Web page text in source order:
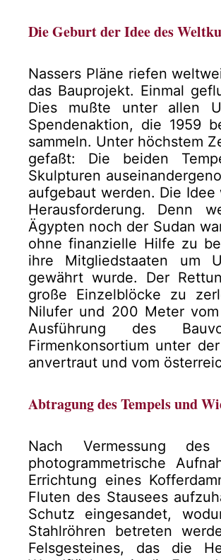
Die Geburt der Idee des
Nassers Pläne riefen
das Bauprojekt. Einmal
Dies mußte unter allen
Spendenaktion, die 1959
sammeln. Unter höchstem
gefaßt: Die beiden
Skulpturen
aufgebaut werden. Die
Herausforderung. Denn
Ägypten noch der Sudan
ohne finanzielle Hilfe zu
ihre Mitgliedstaaten um
gewährt wurde. Der
große Einzelblöcke zu
Nilufer und 200 Meter
Ausführung des
Firmenkonsortium unter
anvertraut und vom
Abtragung des Tempels und
Nach Vermessung
photogrammetrische
Errichtung eines
Fluten des Stausees
Schutz eingesandet,
Stahlröhren betreten
Felsgesteines, das die